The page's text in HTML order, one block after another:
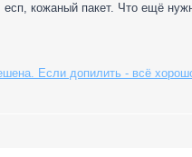
кожаный пакет. Что ещё
Если допилить - всё